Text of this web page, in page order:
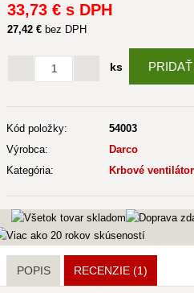
33,73 € s DPH
27,42 € bez DPH
ks
Kód položky:
54003
Výrobca:
Darco
Kategória:
Krbové
POPIS RECENZIE (1)